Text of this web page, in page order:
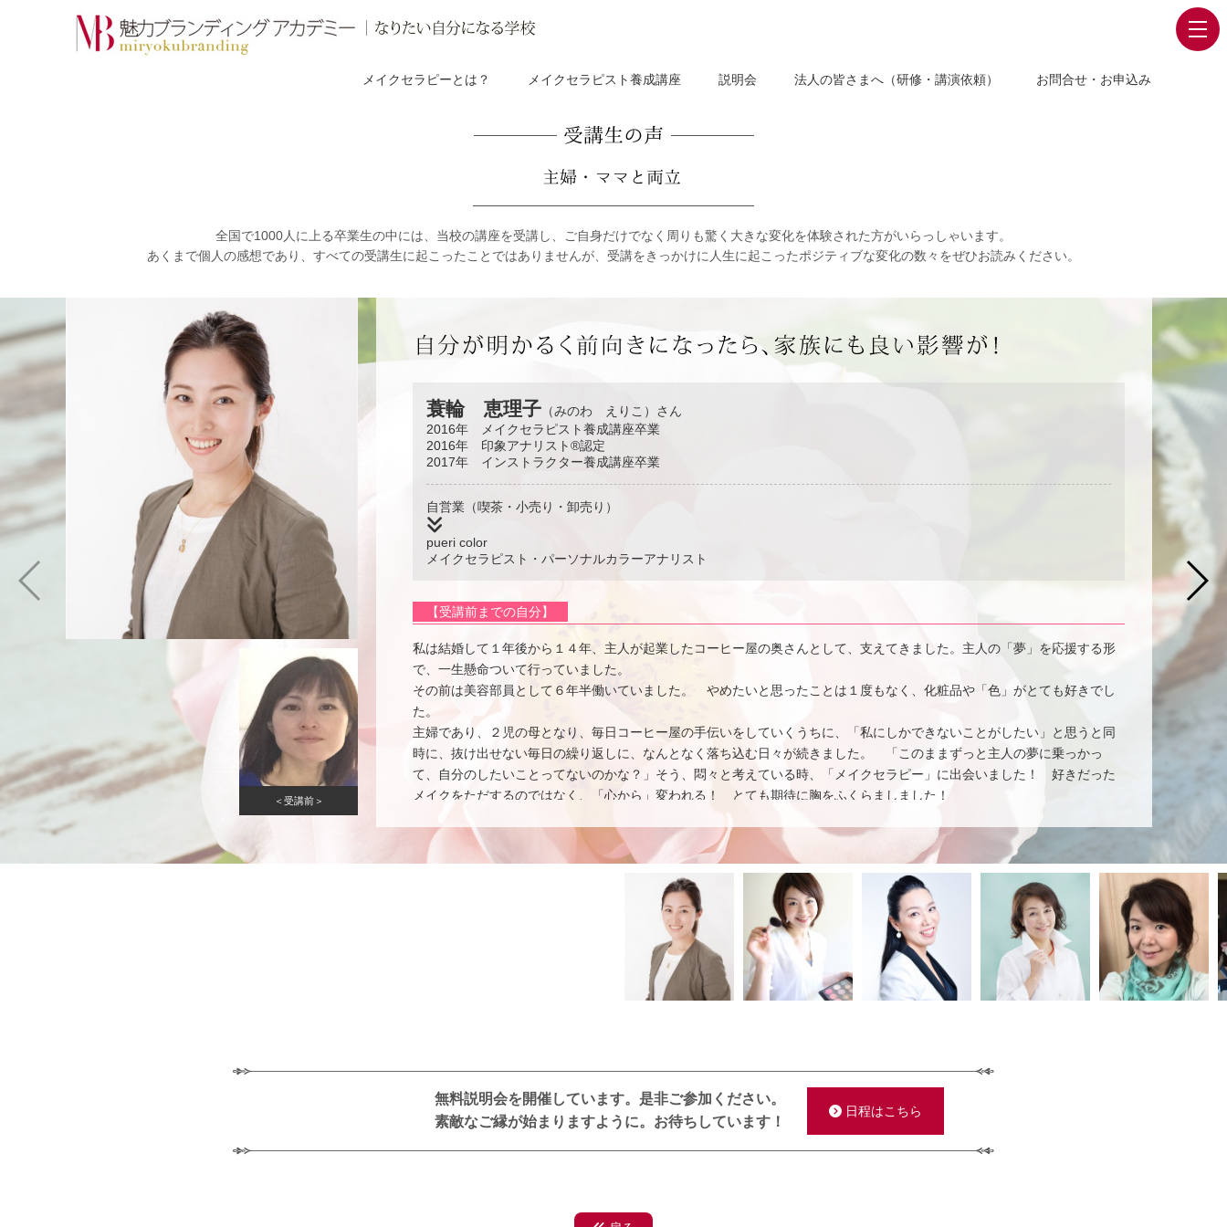
メイクセラピーとは？ メイクセラピスト養成講座 説明会 法人の皆さまへ（研修・講演依頼） お問合せ・お申込み
全国で1000人に上る卒業生の中には、当校の講座を受講し、ご自身だけでなく周りも驚く大きな変化を体験された方がいらっしゃいます。
あくまで個人の感想であり、すべての受講生に起こったことではありませんが、受講をきっかけに人生に起こったポジティブな変化の数々をぜひお読みください。
＜受講前＞
蓑輪 恵理子 （みのわ えりこ）さん
2016年 メイクセラピスト養成講座卒業
2016年 印象アナリスト®認定
2017年 インストラクター養成講座卒業
自営業（喫茶・小売り・卸売り）
pueri color
メイクセラピスト・パーソナルカラーアナリスト
【受講前までの自分】
私は結婚して１年後から１４年、主人が起業したコーヒー屋の奥さんとして、支えてきました。主人の「夢」を応援する形
で、一生懸命ついて行っていました。
その前は美容部員として６年半働いていました。 やめたいと思ったことは１度もなく、化粧品や「色」がとても好きでし
た。
主婦であり、２児の母となり、毎日コーヒー屋の手伝いをしていくうちに、「私にしかできないことがしたい」と思うと同
時に、抜け出せない毎日の繰り返しに、なんとなく落ち込む日々が続きました。 「このままずっと主人の夢に乗っかっ
て、自分のしたいことってないのかな？」そう、悶々と考えている時、「メイクセラピー」に出会いました！ 好きだった
メイクをただするのではなく、「心から」変われる！ とても期待に胸をふくらましました！
【受講後の自分 現在の活動状況】
受講後の私は、自分の感情を受け止める事が出来るようになり、それを「どうしたいか」と、客観的に自分を見られるよう
そして、「主婦」「母」である自分になにができるかな？ 「できない」ではなく「どうしたらできるかな？」と、考え方
私が明るく前向きになっていくと、家族も影響されるんですよね。 主人まで、かなりプラス思考になり、相乗効果が生ま
れているように思います。（主人も実感しています）
現在は、コーヒー屋の２階で小さなサロンを持たせてもらい、メイクセラピーで、たくさんの女性の背中をおさせていただ
応援してくれる家族がいるから、私もその分子どもの事を優先したり、家事をがんばったりと、両立「したい」と自分の意
思で思ってできていると思います。
サロンでの個人セッションだけでなく、公民館や団体、企業様での講座等もお声を掛けていただき、少しずつ活動の幅を広
【今後の夢や目標、想いなど】
無料説明会を開催しています。是非ご参加ください。
素敵なご縁が始まりますように。お待ちしています！
日程はこちら